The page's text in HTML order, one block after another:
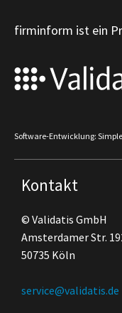
firminform ist ein
Software-Entwicklung:
Kontakt
© Validatis GmbH
Amsterdamer Str.
50735 Köln
service@validatis.de